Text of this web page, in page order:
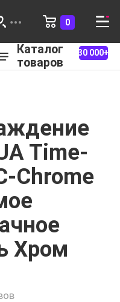
0
Каталог
товаров
30 000+
Time-
Chrome
Хром